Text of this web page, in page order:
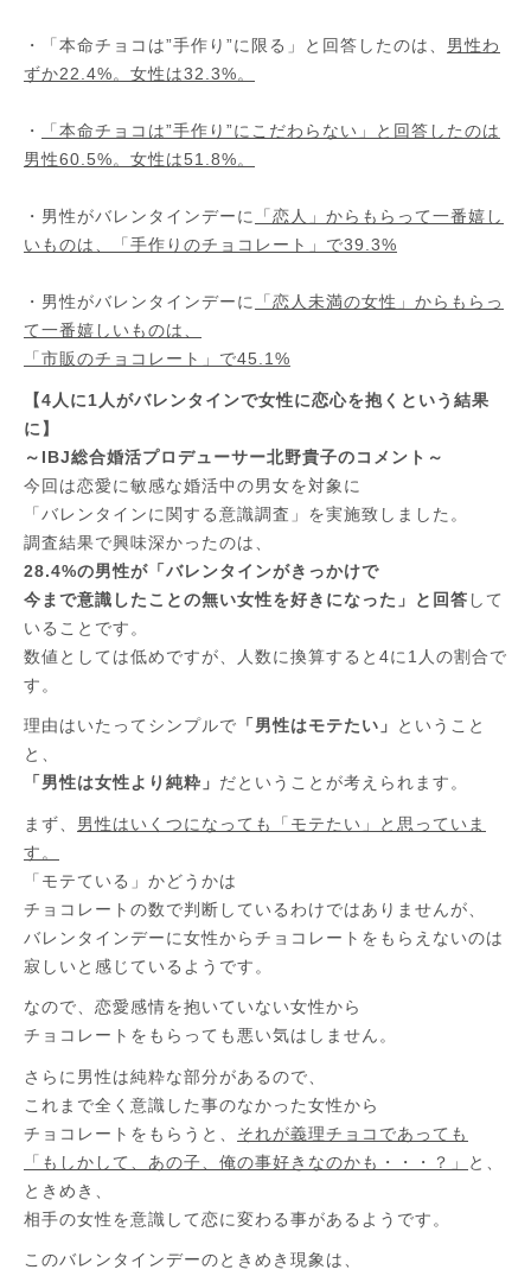
・「本命チョコは”手作り”に限る」と回答したのは、 男性わ
ずか22.4%。女性は32.3%。
・
「本命チョコは”手作り”にこだわらない」と回答したのは
男性60.5%。女性は51.8%。
・男性がバレンタインデーに
「恋人」からもらって一番嬉し
いものは、
「手作りのチョコレート」で39.3%
・男性がバレンタインデーに
「恋人未満の女性」からもらっ
て一番嬉しいものは、
「市販のチョコレート」で45.1%
【4人に1人がバレンタインで女性に恋心を抱くという結果
に】
～IBJ総合婚活プロデューサー北野貴子のコメント～
今回は恋愛に敏感な婚活中の男女を対象に
「バレンタインに関する意識調査」を実施致しました。
調査結果で興味深かったのは、
28.4%の男性が「バレンタインがきっかけで
今まで意識したことの無い女性を好きになった」と回答 して
いることです。
数値としては低めですが、人数に換算すると4に1人の割合で
す。
理由はいたってシンプルで 「男性はモテたい」
ということ
と、
「男性は女性より純粋」 だということが考えられます。
まず、 男性はいくつになっても「モテたい」と思っていま
す。
「モテている」かどうかは
チョコレートの数で判断しているわけではありませんが、
バレンタインデーに女性からチョコレートをもらえないのは
寂しいと感じているようです。
なので、恋愛感情を抱いていない女性から
チョコレートをもらっても悪い気はしません。
さらに男性は純粋な部分があるので、
これまで全く意識した事のなかった女性から
チョコレートをもらうと、 それが義理チョコであっても
「もしかして、あの子、俺の事好きなのかも・・・？」
と、
ときめき、
相手の女性を意識して恋に変わる事があるようです。
このバレンタインデーのときめき現象は、